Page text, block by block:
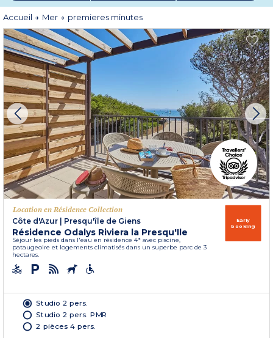
*Offre non rétroactive, valable du 17/04 au 15/10/2026 pour des séjours de 7
nuits minimum du 31/10/26 au 24/04/27 inclus. Cumulable avec la remise
partenaire - non cumulable avec toutes autres promotions. Sur une liste de
destinations et un stock dédié à l'opération.
Accueil Mer premieres minutes
Location en Résidence Collection
Côte d'Azur
Presqu'île de Giens
Résidence Odalys Riviera la Presqu'Ile
Séjour les pieds dans l'eau en résidence 4* avec piscine,
pataugeoire et logements climatisés dans un superbe parc de 3
hectares.
Early
booking
Studio 2 pers.
Studio 2 pers. PMR
2 pièces 4 pers.